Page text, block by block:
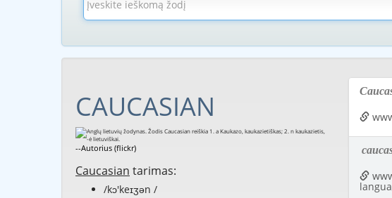
CAUCASIAN
--Autorius (flickr)
Caucasian tarimas:
/kɔ'keɪʒən /